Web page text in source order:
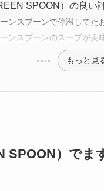
SPOON）の良い
ンスプーンで停滞してた
ンスプーンのスープが美
もっと見
SPOON）でま